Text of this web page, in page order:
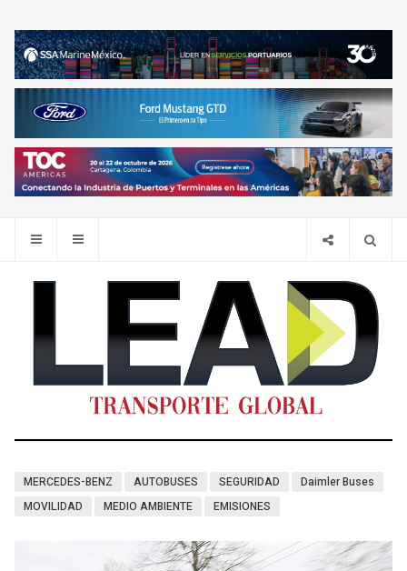
MERCEDES-BENZ AUTOBUSES SEGURIDAD
Daimler Buses
MOVILIDAD
MEDIO AMBIENTE EMISIONES